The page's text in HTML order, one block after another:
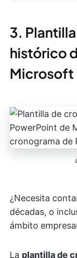
3.
histórico
Microsoft
¿Necesita
décadas, o
ámbito
La plantilla de